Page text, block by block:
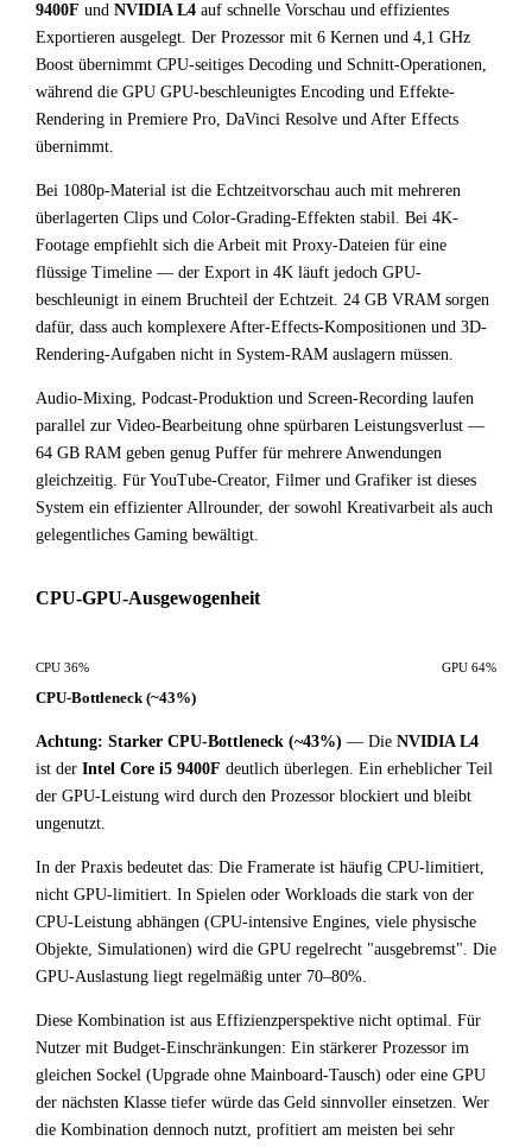
9400F und NVIDIA L4 auf schnelle Vorschau und effizientes
Exportieren ausgelegt. Der Prozessor mit 6 Kernen und 4,1 GHz
Boost übernimmt CPU-seitiges Decoding und Schnitt-Operationen,
während die GPU GPU-beschleunigtes Encoding und Effekte-
Rendering in Premiere Pro, DaVinci Resolve und After Effects
übernimmt.
Bei 1080p-Material ist die Echtzeitvorschau auch mit mehreren
überlagerten Clips und Color-Grading-Effekten stabil. Bei 4K-
Footage empfiehlt sich die Arbeit mit Proxy-Dateien für eine
flüssige Timeline — der Export in 4K läuft jedoch GPU-
beschleunigt in einem Bruchteil der Echtzeit. 24 GB VRAM sorgen
dafür, dass auch komplexere After-Effects-Kompositionen und 3D-
Rendering-Aufgaben nicht in System-RAM auslagern müssen.
Audio-Mixing, Podcast-Produktion und Screen-Recording laufen
parallel zur Video-Bearbeitung ohne spürbaren Leistungsverlust —
64 GB RAM geben genug Puffer für mehrere Anwendungen
gleichzeitig. Für YouTube-Creator, Filmer und Grafiker ist dieses
System ein effizienter Allrounder, der sowohl Kreativarbeit als auch
gelegentliches Gaming bewältigt.
CPU-GPU-Ausgewogenheit
CPU 36% GPU 64%
CPU-Bottleneck (~43%)
Achtung: Starker CPU-Bottleneck (~43%) — Die NVIDIA L4
ist der Intel Core i5 9400F deutlich überlegen. Ein erheblicher Teil
der GPU-Leistung wird durch den Prozessor blockiert und bleibt
ungenutzt.
In der Praxis bedeutet das: Die Framerate ist häufig CPU-limitiert,
nicht GPU-limitiert. In Spielen oder Workloads die stark von der
CPU-Leistung abhängen (CPU-intensive Engines, viele physische
Objekte, Simulationen) wird die GPU regelrecht "ausgebremst". Die
GPU-Auslastung liegt regelmäßig unter 70–80%.
Diese Kombination ist aus Effizienzperspektive nicht optimal. Für
Nutzer mit Budget-Einschränkungen: Ein stärkerer Prozessor im
gleichen Sockel (Upgrade ohne Mainboard-Tausch) oder eine GPU
der nächsten Klasse tiefer würde das Geld sinnvoller einsetzen. Wer
die Kombination dennoch nutzt, profitiert am meisten bei sehr